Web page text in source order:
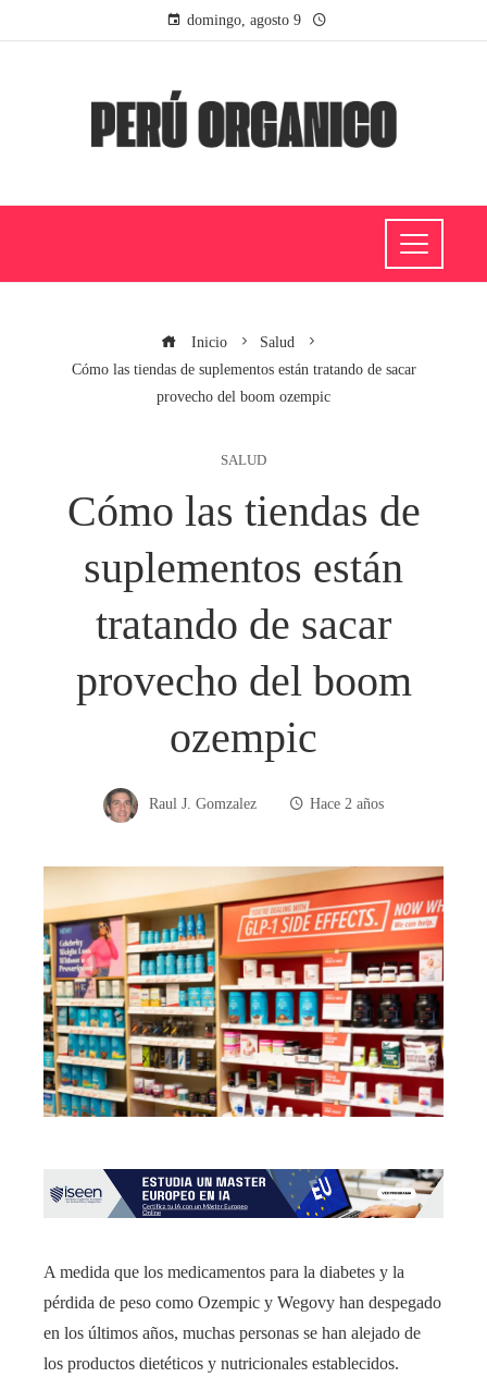
domingo, agosto 9
Inicio
Salud
Cómo las tiendas de suplementos están tratando de sacar
provecho del boom ozempic
SALUD
Cómo las tiendas de
suplementos están
tratando de sacar
provecho del boom
ozempic
Raul J. Gomzalez Hace 2 años
A medida que los medicamentos para la diabetes y la
pérdida de peso como Ozempic y Wegovy han despegado
en los últimos años, muchas personas se han alejado de
los productos dietéticos y nutricionales establecidos.